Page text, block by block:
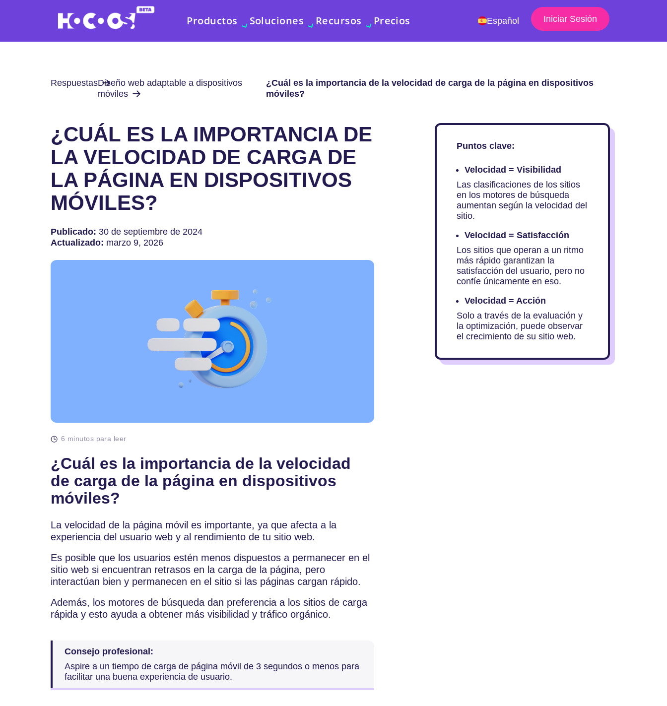
Productos Soluciones Recursos Precios Español Iniciar Sesión
RespuestasDiseño web adaptable a dispositivos
móviles
¿Cuál es la importancia de la velocidad de carga de la página en dispositivos
móviles?
¿CUÁL ES LA IMPORTANCIA DE
LA VELOCIDAD DE CARGA DE
LA PÁGINA EN DISPOSITIVOS
MÓVILES?
Publicado: 30 de septiembre de 2024
Actualizado: marzo 9, 2026
6 minutos para leer
¿Cuál es la importancia de la velocidad
de carga de la página en dispositivos
móviles?
La velocidad de la página móvil es importante, ya que afecta a la
experiencia del usuario web y al rendimiento de tu sitio web.
Es posible que los usuarios estén menos dispuestos a permanecer en el
sitio web si encuentran retrasos en la carga de la página, pero
interactúan bien y permanecen en el sitio si las páginas cargan rápido.
Además, los motores de búsqueda dan preferencia a los sitios de carga
rápida y esto ayuda a obtener más visibilidad y tráfico orgánico.
Consejo profesional:
Aspire a un tiempo de carga de página móvil de 3 segundos o menos para
facilitar una buena experiencia de usuario.
Puntos clave:
Velocidad = Visibilidad
Las clasificaciones de los sitios
en los motores de búsqueda
aumentan según la velocidad del
sitio.
Velocidad = Satisfacción
Los sitios que operan a un ritmo
más rápido garantizan la
satisfacción del usuario, pero no
confíe únicamente en eso.
Velocidad = Acción
Solo a través de la evaluación y
la optimización, puede observar
el crecimiento de su sitio web.